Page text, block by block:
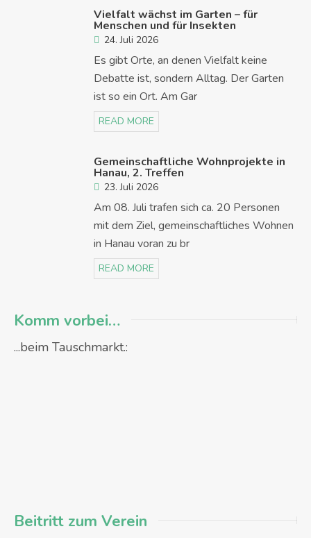
Vielfalt wächst im Garten – für
Menschen und für Insekten
24. Juli 2026
Es gibt Orte, an denen Vielfalt keine
Debatte ist, sondern Alltag. Der Garten
ist so ein Ort. Am Gar
READ MORE
Gemeinschaftliche Wohnprojekte in
Hanau, 2. Treffen
23. Juli 2026
Am 08. Juli trafen sich ca. 20 Personen
mit dem Ziel, gemeinschaftliches Wohnen
in Hanau voran zu br
READ MORE
Komm vorbei…
...beim Tauschmarkt.:
Beitritt zum Verein